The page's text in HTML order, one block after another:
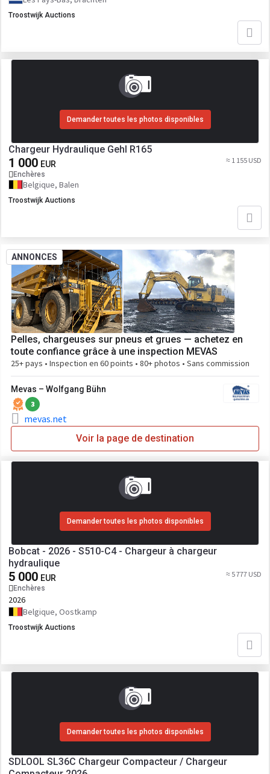
Troostwijk Auctions
Demander toutes les photos disponibles
Chargeur Hydraulique Gehl R165
1 000 EUR
Enchères
≈ 1 155 USD
Belgique, Balen
Troostwijk Auctions
ANNONCES
Pelles, chargeuses sur pneus et grues — achetez en
toute confiance grâce à une inspection MEVAS
25+ pays • Inspection en 60 points • 80+ photos • Sans commission
Mevas – Wolfgang Bühn
3
mevas.net
Voir la page de destination
Demander toutes les photos disponibles
Bobcat - 2026 - S510-C4 - Chargeur à chargeur
hydraulique
5 000 EUR
Enchères
≈ 5 777 USD
2026
Belgique, Oostkamp
Troostwijk Auctions
Demander toutes les photos disponibles
SDLOOL SL36C Chargeur Compacteur / Chargeur